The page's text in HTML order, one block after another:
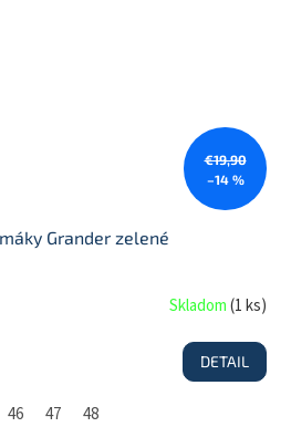
€19,90
–14 %
Grander zelené
Skladom(1 ks)
DETAIL
46 47 48